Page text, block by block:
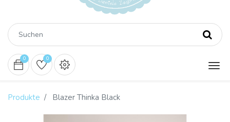
0 0
Produkte Blazer Thinka Black